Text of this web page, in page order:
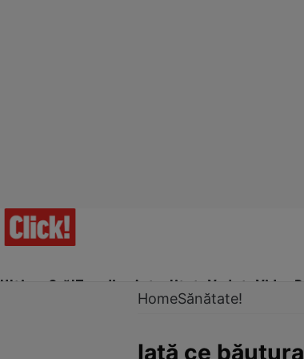
Ultima Oră!Trending Actualitate Vedete Video
HomeSănătate!
Iată ce